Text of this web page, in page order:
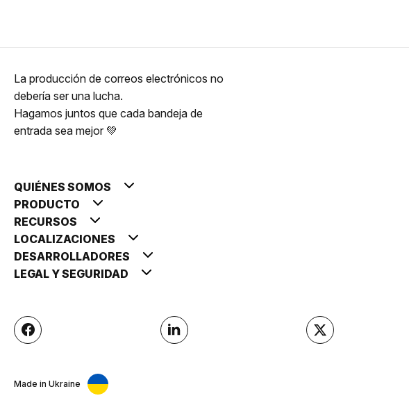
La producción de correos electrónicos no
debería ser una lucha.
Hagamos juntos que cada bandeja de
entrada sea mejor 💚
QUIÉNES SOMOS
PRODUCTO
RECURSOS
LOCALIZACIONES
DESARROLLADORES
LEGAL Y SEGURIDAD
Made in Ukraine